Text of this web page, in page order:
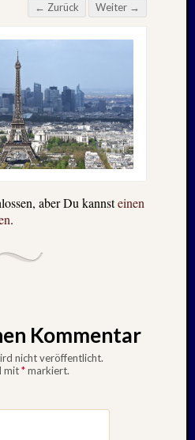
← Zurück
Weiter →
aber Du kannsteinen
.
Kommentar
nicht veröffentlicht.
mit*markiert.